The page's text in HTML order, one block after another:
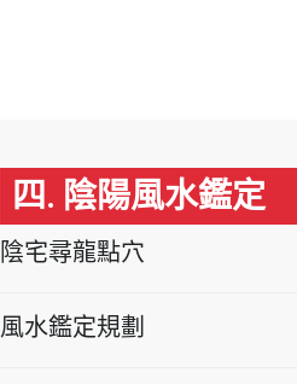
四. 陰陽風水鑑定
陰宅尋龍點穴
風水鑑定規劃